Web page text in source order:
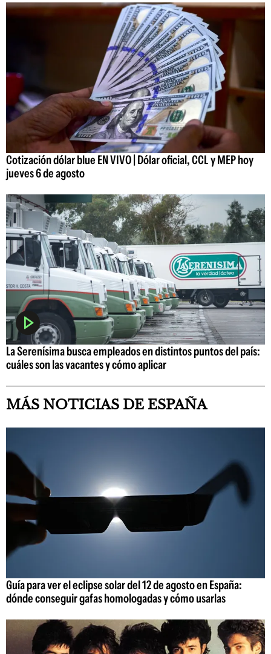
Cotización dólar blue EN VIVO | Dólar oficial, CCL y MEP hoy
jueves 6 de agosto
La Serenísima busca empleados en distintos puntos del país:
cuáles son las vacantes y cómo aplicar
MÁS NOTICIAS DE ESPAÑA
Guía para ver el eclipse solar del 12 de agosto en España:
dónde conseguir gafas homologadas y cómo usarlas